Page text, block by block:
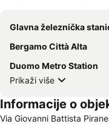
Glavna železnička
Bergamo Città Alta
Duomo Metro Station
Prikaži više
Informacije o
Via Giovanni Battista